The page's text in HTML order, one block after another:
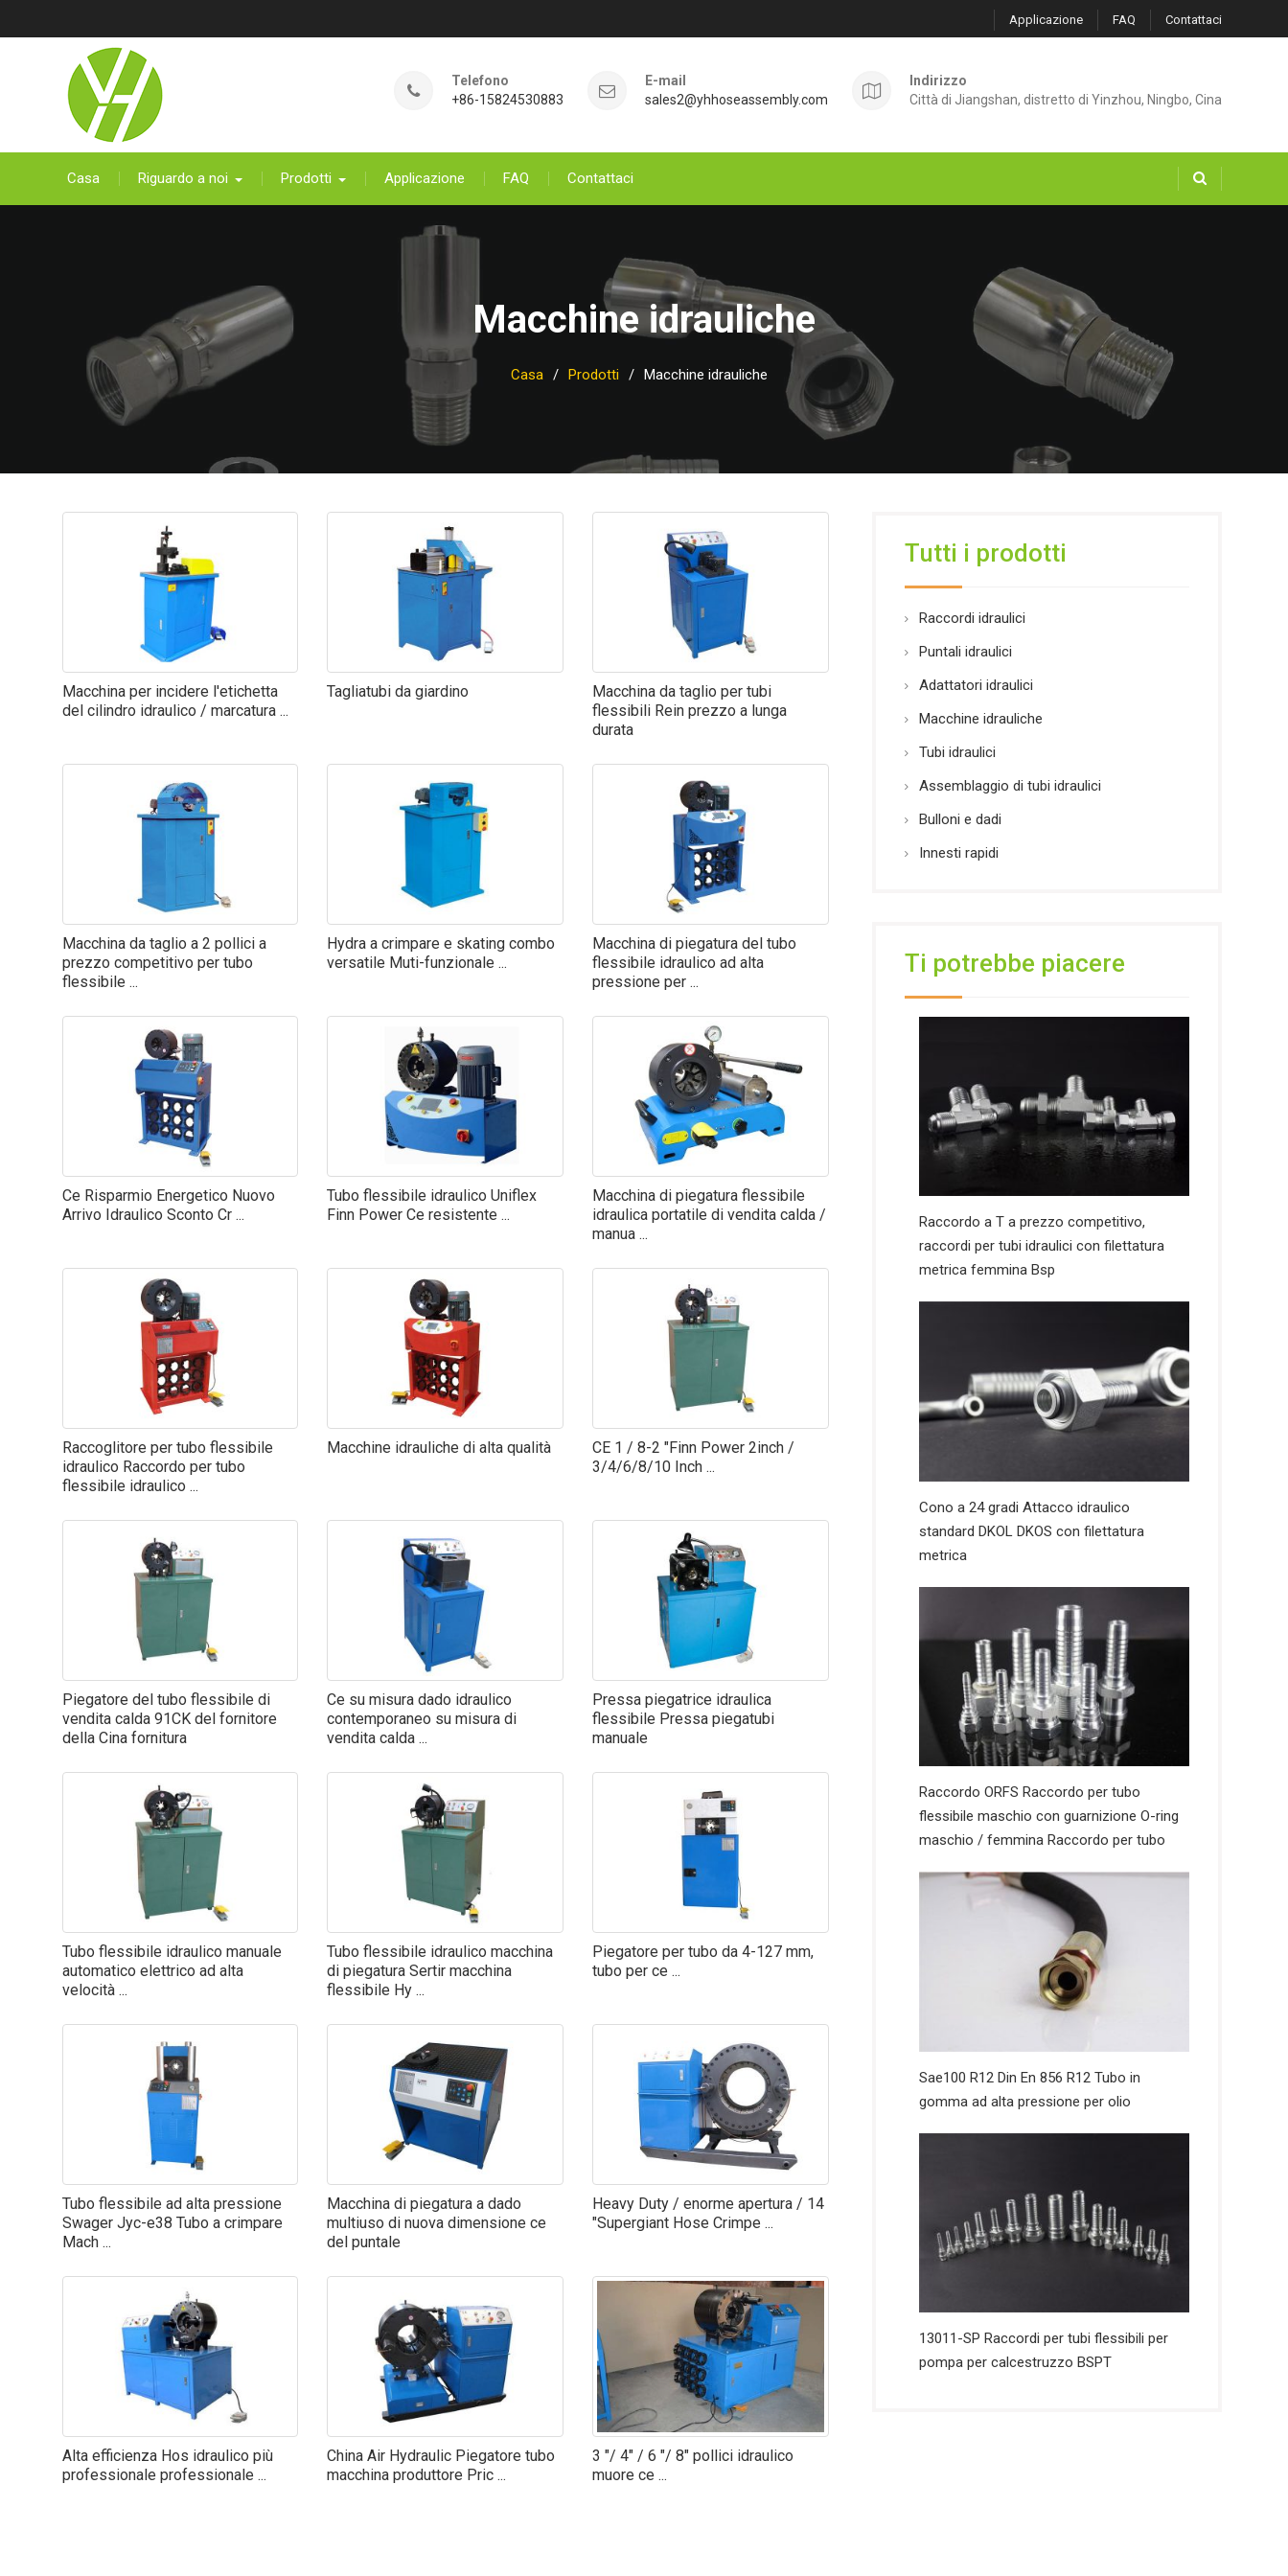
al
Applicazione FAQ Contattaci
Telefono
+86-15824530883
E-mail
sales2@yhhoseassembly.com
Indirizzo
Città di Jiangshan, distretto di Yinzhou, Ningbo, Cina
Casa Riguardo a noi Prodotti Applicazione FAQ Contattaci
Macchine idrauliche
Casa Prodotti Macchine idrauliche
Macchina per incidere l'etichetta
del cilindro idraulico / marcatura ...
Tagliatubi da giardino
Macchina da taglio per tubi
flessibili Rein prezzo a lunga
durata
Macchina da taglio a 2 pollici a
prezzo competitivo per tubo
flessibile ...
Hydra a crimpare e skating combo
versatile Muti-funzionale ...
Macchina di piegatura del tubo
flessibile idraulico ad alta
pressione per ...
Ce Risparmio Energetico Nuovo
Arrivo Idraulico Sconto Cr ...
Tubo flessibile idraulico Uniflex
Finn Power Ce resistente ...
Macchina di piegatura flessibile
idraulica portatile di vendita calda /
manua ...
Raccoglitore per tubo flessibile
idraulico Raccordo per tubo
flessibile idraulico ...
Macchine idrauliche di alta qualità
CE 1 / 8-2 "Finn Power 2inch /
3/4/6/8/10 Inch ...
Piegatore del tubo flessibile di
vendita calda 91CK del fornitore
della Cina fornitura
Ce su misura dado idraulico
contemporaneo su misura di
vendita calda ...
Pressa piegatrice idraulica
flessibile Pressa piegatubi
manuale
Tubo flessibile idraulico manuale
automatico elettrico ad alta
velocità ...
Tubo flessibile idraulico macchina
di piegatura Sertir macchina
flessibile Hy ...
Piegatore per tubo da 4-127 mm,
tubo per ce ...
Tubo flessibile ad alta pressione
Swager Jyc-e38 Tubo a crimpare
Mach ...
Macchina di piegatura a dado
multiuso di nuova dimensione ce
del puntale
Heavy Duty / enorme apertura / 14
"Supergiant Hose Crimpe ...
Alta efficienza Hos idraulico più
professionale professionale ...
China Air Hydraulic Piegatore tubo
macchina produttore Pric ...
3 "/ 4" / 6 "/ 8" pollici idraulico
muore ce ...
Tutti i prodotti
Raccordi idraulici
Puntali idraulici
Adattatori idraulici
Macchine idrauliche
Tubi idraulici
Assemblaggio di tubi idraulici
Bulloni e dadi
Innesti rapidi
Ti potrebbe piacere
Raccordo a T a prezzo competitivo,
raccordi per tubi idraulici con filettatura
metrica femmina Bsp
Cono a 24 gradi Attacco idraulico
standard DKOL DKOS con filettatura
metrica
Raccordo ORFS Raccordo per tubo
flessibile maschio con guarnizione O-ring
maschio / femmina Raccordo per tubo
Sae100 R12 Din En 856 R12 Tubo in
gomma ad alta pressione per olio
13011-SP Raccordi per tubi flessibili per
pompa per calcestruzzo BSPT